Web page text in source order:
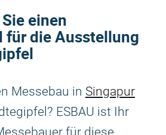
einen
für die Ausstellung
Messebau in Singapur
ESBAU ist Ihr
für diese